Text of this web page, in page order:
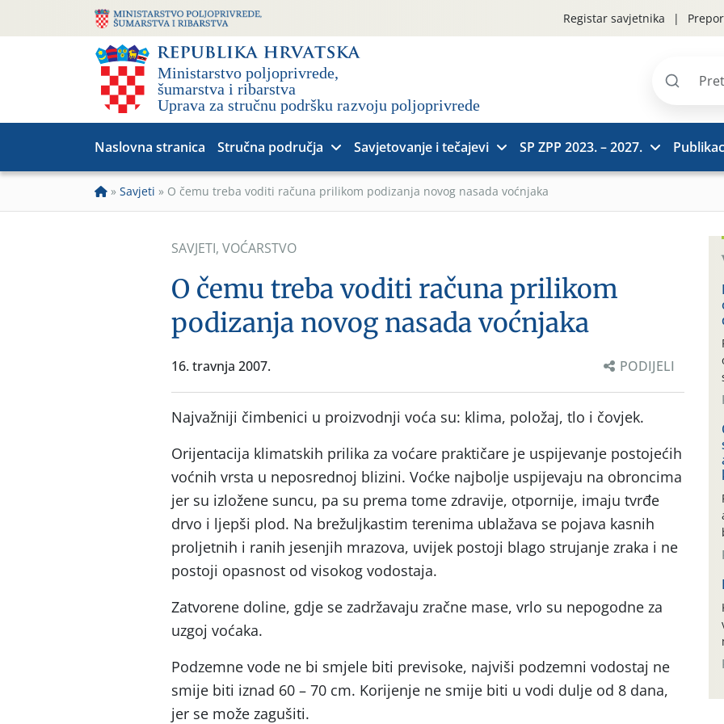
Registar savjetnika
Pretraži
Naslovna stranica Stručna područja Savjetovanje i tečajevi SP ZPP 2023. – 2027.
» Savjeti » O čemu treba voditi računa prilikom podizanja novog nasada voćnjaka
SAVJETI, VOĆARSTVO
O čemu treba voditi računa prilikom
podizanja novog nasada voćnjaka
16. travnja 2007. PODIJELI
Najvažniji čimbenici u proizvodnji voća su: klima, položaj, tlo i čovjek.
Orijentacija klimatskih prilika za voćare praktičare je uspijevanje postojećih
voćnih vrsta u neposrednoj blizini. Voćke najbolje uspijevaju na obroncima
jer su izložene suncu, pa su prema tome zdravije, otpornije, imaju tvrđe
drvo i ljepši plod. Na brežuljkastim terenima ublažava se pojava kasnih
proljetnih i ranih jesenjih mrazova, uvijek postoji blago strujanje zraka i ne
postoji opasnost od visokog vodostaja.
Zatvorene doline, gdje se zadržavaju zračne mase, vrlo su nepogodne za
uzgoj voćaka.
Podzemne vode ne bi smjele biti previsoke, najviši podzemni vodostaj ne
smije biti iznad 60 – 70 cm. Korijenje ne smije biti u vodi dulje od 8 dana,
jer se može zagušiti.